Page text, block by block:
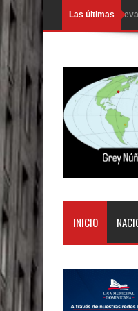
Las últimasJuan
En
Entre
Abel
Tres
El
La
Calor
INICIO